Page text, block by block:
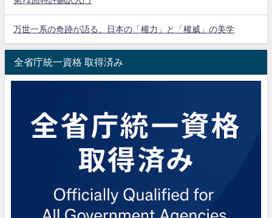
万世一系の奇跡が語る、日本の「權力」と「權威」の美学
全省庁統一資格 取得済み